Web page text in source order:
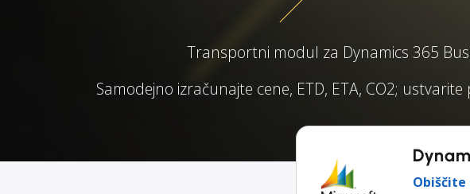
Transportni modul za Dynamics 365
Samodejno izračunajte cene, ETD, ETA, CO2;